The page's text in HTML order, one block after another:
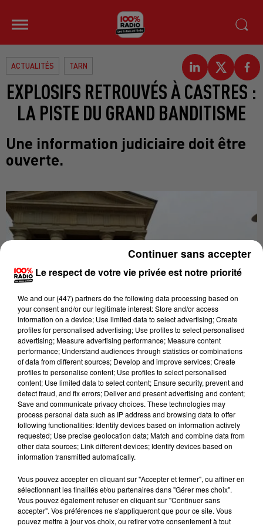
ACTUALITÉS TARN
EXPLOSIFS RETROUVÉS À CASTRES :
LA PISTE DU GRAND BANDITISME
Une information judiciaire doit être
ouverte.
Publié : 1er juillet 2016 à 16h40 par Brice Vidal
On se dirige vers l'ouverture d'une information
judiciaire à Castres, après l'opération de police de
jeudi. Les forces de l’ordre ont saisi des armes et des
explosifs dans une cave d'un immeuble du quartier
de Lameilhé. Le propriétaire de la cave, placé en
garde à vue ce jeudi, devrait être présenté ce vendredi
à un juge d'instruction. Une information judiciaire
pour détention d'armes et de munitions devrait être
Le respect de votre vie privée est notre priorité
We and our (447) partnersdo the following data processing based on
your consent and/or our legitimate interest: Store and/or access
information on a device; Use limited data to select advertising; Create
profiles for personalised advertising; Use profiles to select personalised
advertising; Measure advertising performance; Measure content
performance; Understand audiences through statistics or combinations
of data from different sources; Develop and improve services; Create
profiles to personalise content; Use profiles to select personalised
content; Use limited data to select content; Ensure security, prevent and
detect fraud, and fix errors; Deliver and present advertising and content;
Save and communicate privacy choices. These technologies may
process personal data such as IP address and browsing data to offer
following functionalities: Identify devices based on information actively
requested; Use precise geolocation data; Match and combine data from
other data sources; Link different devices; Identify devices based on
information transmitted automatically.
Vous pouvez accepter en cliquant sur "Accepter et fermer", ou affiner en
sélectionnant les finalités et/ou partenaires dans "Gérer mes choix".
Vous pouvez également refuser en cliquant sur "Continuer sans
accepter". Vos préférences ne s'appliqueront que pour ce site. Vous
pouvez mettre à jour vos choix, ou retirer votre consentement à tout
Continuer sans accepter